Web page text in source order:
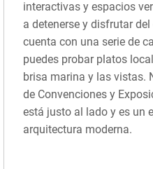
interactivas y espacios
a detenerse y disfrutar
cuenta con una serie de
puedes probar platos
brisa marina y las vistas.
de Convenciones y
está justo al lado y es un
arquitectura moderna.